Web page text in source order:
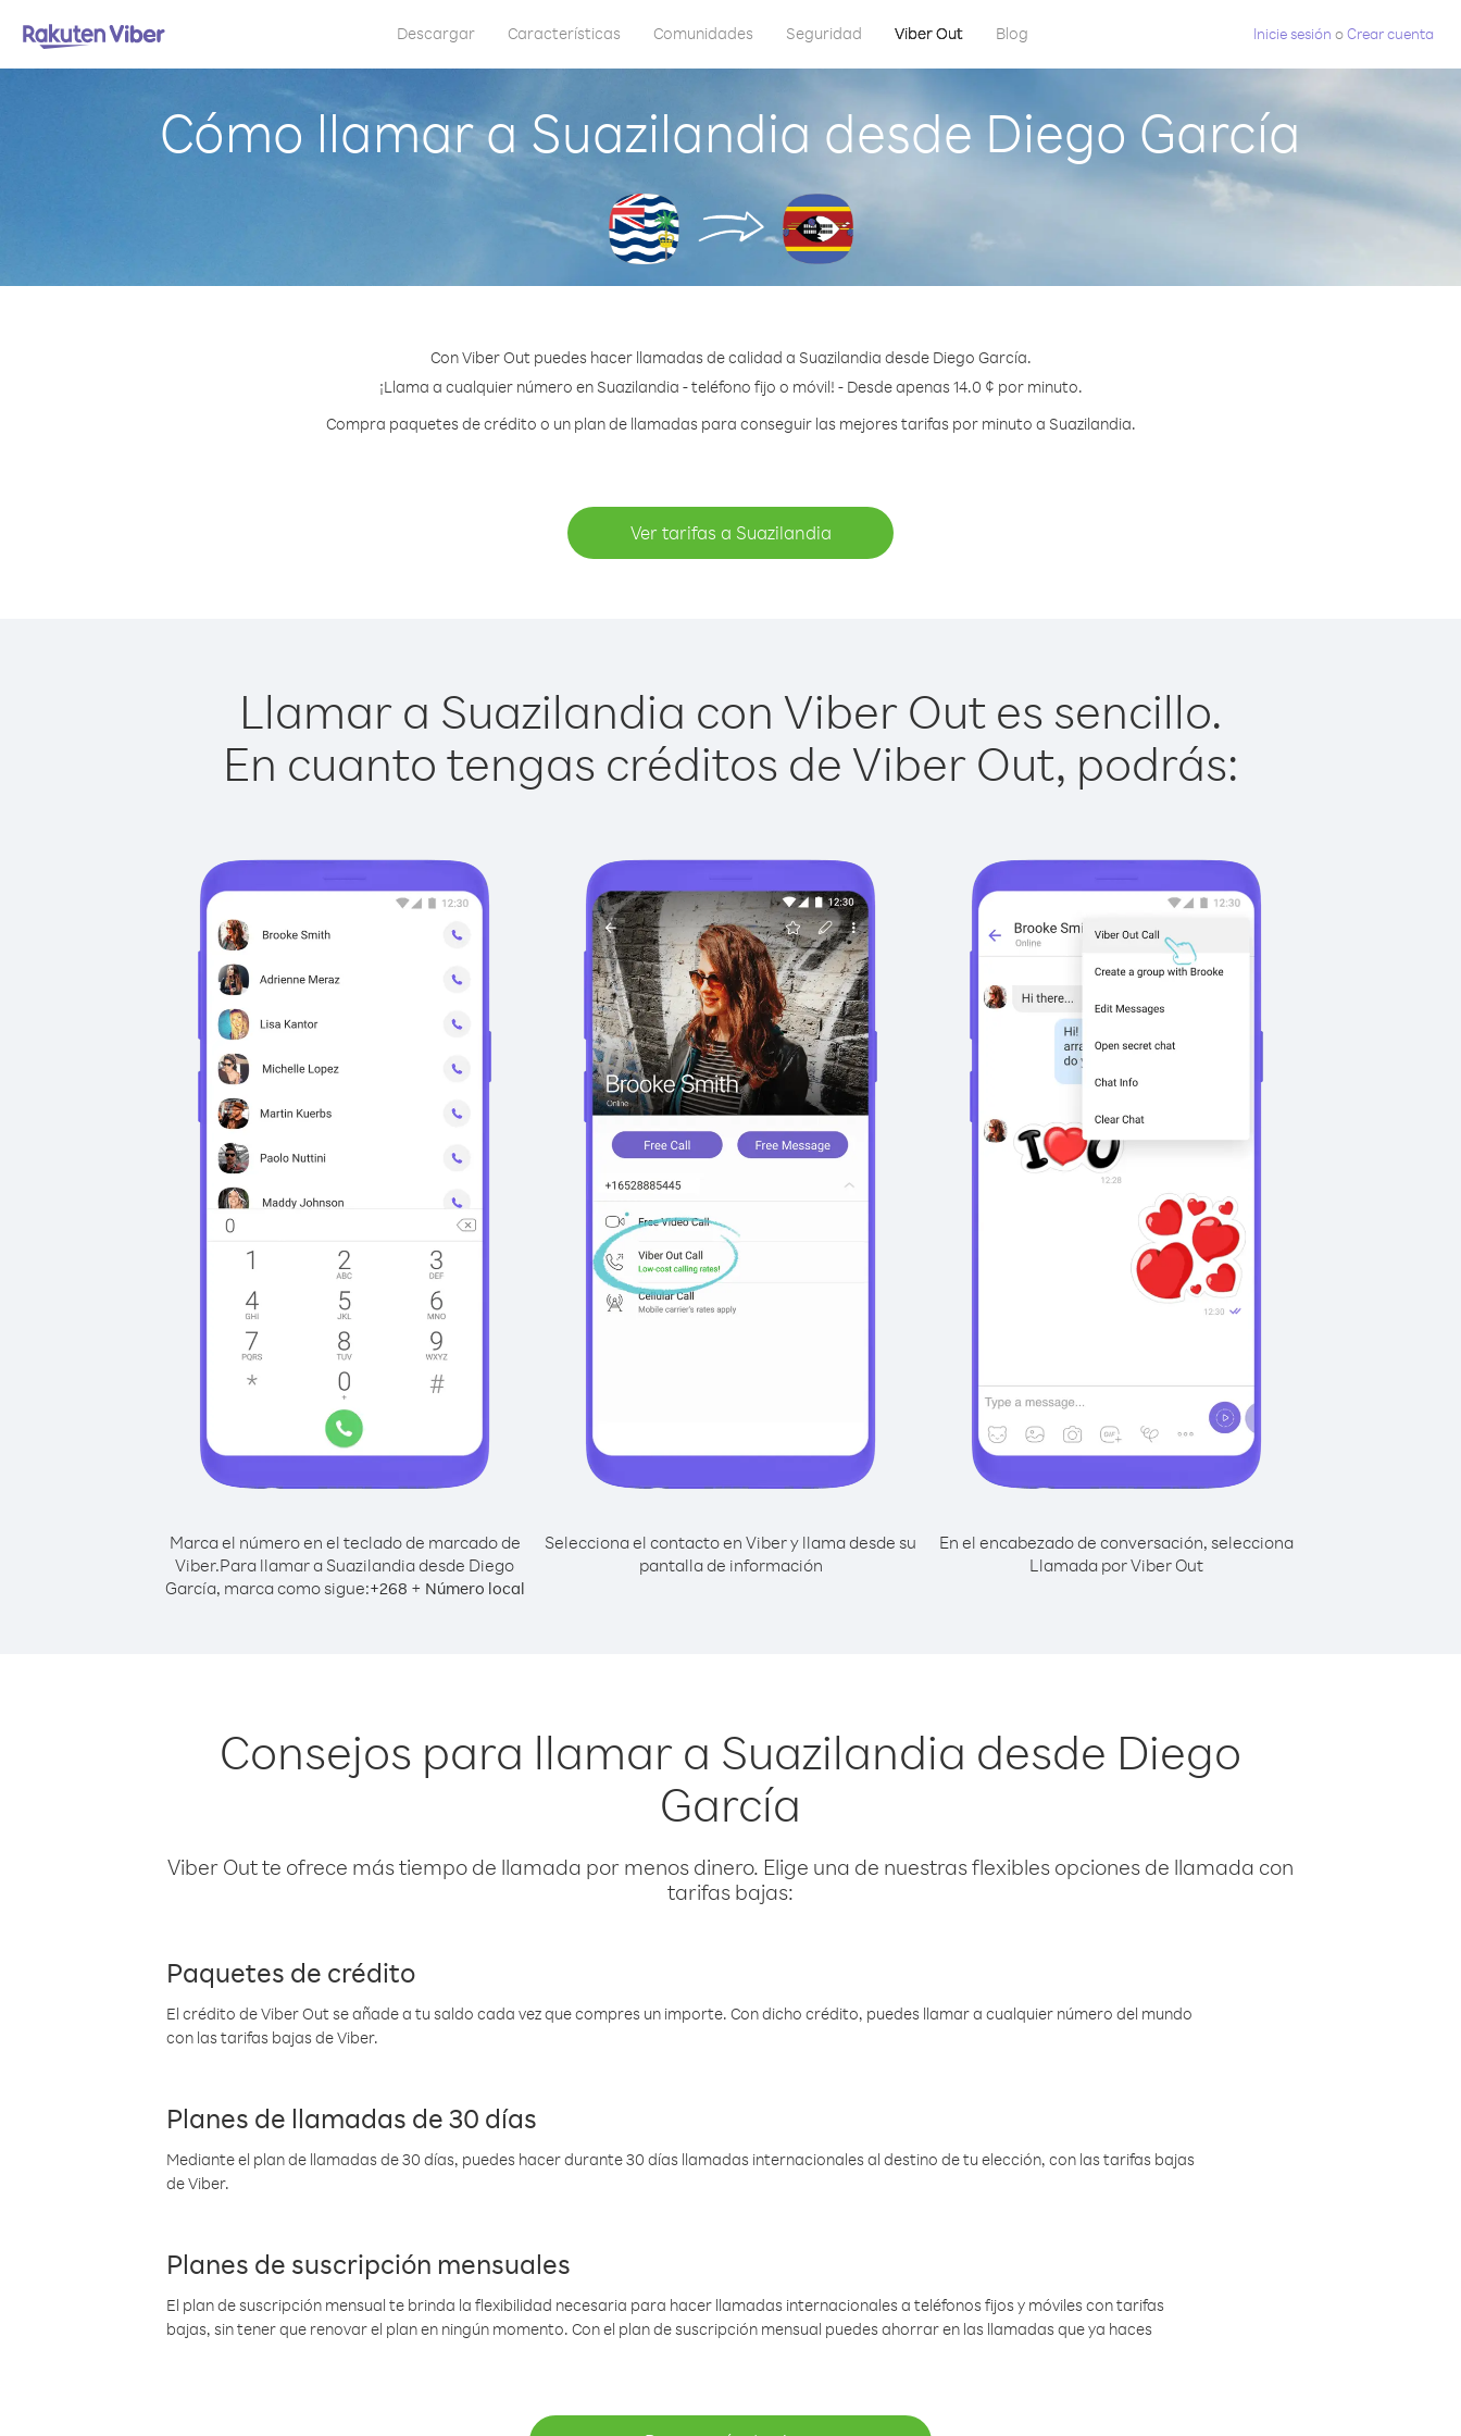
Descargar Características Comunidades Seguridad Viber Out Blog Inicie sesión oCrear cuenta
Cómo llamar a Suazilandia desde Diego García
Con Viber Out puedes hacer llamadas de calidad a Suazilandia desde Diego García.
¡Llama a cualquier número en Suazilandia - teléfono fijo o móvil! - Desde apenas 14.0 ¢ por minuto.
Compra paquetes de crédito o un plan de llamadas para conseguir las mejores tarifas por minuto a Suazilandia.
Ver tarifas a Suazilandia
Llamar a Suazilandia con Viber Out es sencillo.
En cuanto tengas créditos de Viber Out, podrás:
Marca el número en el teclado de marcado de
Viber.Para llamar a Suazilandia desde Diego
García, marca como sigue:+268 + Número local
Selecciona el contacto en Viber y llama desde su
pantalla de información
En el encabezado de conversación, selecciona
Llamada por Viber Out
Consejos para llamar a Suazilandia desde Diego
García
Viber Out te ofrece más tiempo de llamada por menos dinero. Elige una de nuestras flexibles opciones de llamada con
tarifas bajas:
Paquetes de crédito
El crédito de Viber Out se añade a tu saldo cada vez que compres un importe. Con dicho crédito, puedes llamar a cualquier número del mundo
con las tarifas bajas de Viber.
Planes de llamadas de 30 días
Mediante el plan de llamadas de 30 días, puedes hacer durante 30 días llamadas internacionales al destino de tu elección, con las tarifas bajas
de Viber.
Planes de suscripción mensuales
El plan de suscripción mensual te brinda la flexibilidad necesaria para hacer llamadas internacionales a teléfonos fijos y móviles con tarifas
bajas, sin tener que renovar el plan en ningún momento. Con el plan de suscripción mensual puedes ahorrar en las llamadas que ya haces